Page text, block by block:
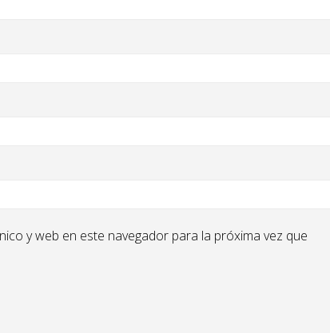
y web en este navegador para la próxima vez que